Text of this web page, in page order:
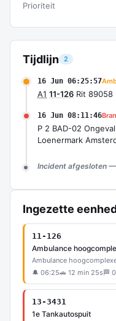
Tijdlijn 2
16 Jun 06:25:57
A1 11-126 Rit 89058
16 Jun 08:11:46
P 2 BAD-02
Loenermark
Incident afgesloten —
Ingezette
11-126
Ambulance
Ambulance
🔔 06:25🚗 12 min 25s 🏁
13-3431
1e Tankautospuit
Prioriteit